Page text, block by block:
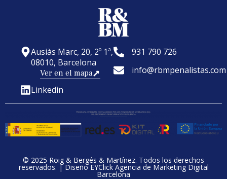
Ausiàs Marc, 20, 2º 1ª,
08010, Barcelona
Ver en el mapa
931 790 726
info@rbmpenalistas.com
Linkedin
© 2025 Roig & Bergés & Martínez. Todos los derechos
reservados. |Diseño EYClick Agencia de Marketing Digital
Barcelona